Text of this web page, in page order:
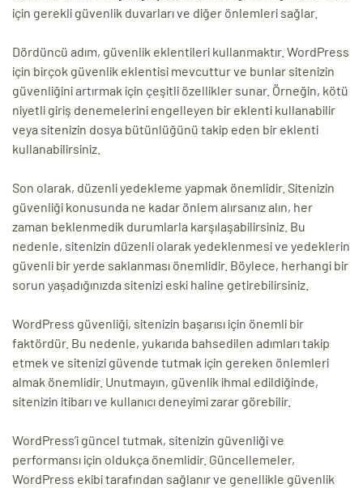
için gerekli güvenlik duvarları ve diğer önlemleri sağlar.
Dördüncü adım, güvenlik eklentileri kullanmaktır. WordPress
için birçok güvenlik eklentisi mevcuttur ve bunlar sitenizin
güvenliğini artırmak için çeşitli özellikler sunar. Örneğin, kötü
niyetli giriş denemelerini engelleyen bir eklenti kullanabilir
veya sitenizin dosya bütünlüğünü takip eden bir eklenti
kullanabilirsiniz.
Son olarak, düzenli yedekleme yapmak önemlidir. Sitenizin
güvenliği konusunda ne kadar önlem alırsanız alın, her
zaman beklenmedik durumlarla karşılaşabilirsiniz. Bu
nedenle, sitenizin düzenli olarak yedeklenmesi ve yedeklerin
güvenli bir yerde saklanması önemlidir. Böylece, herhangi bir
sorun yaşadığınızda sitenizi eski haline getirebilirsiniz.
WordPress güvenliği, sitenizin başarısı için önemli bir
faktördür. Bu nedenle, yukarıda bahsedilen adımları takip
etmek ve sitenizi güvende tutmak için gereken önlemleri
almak önemlidir. Unutmayın, güvenlik ihmal edildiğinde,
sitenizin itibarı ve kullanıcı deneyimi zarar görebilir.
WordPress’i güncel tutmak, sitenizin güvenliği ve
performansı için oldukça önemlidir. Güncellemeler,
WordPress ekibi tarafından sağlanır ve genellikle güvenlik